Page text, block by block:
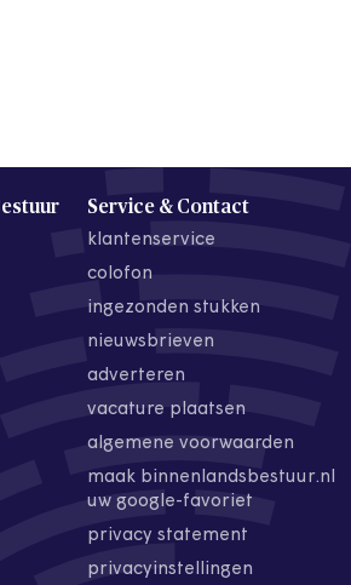
Service & Contact
klantenservice
colofon
ingezonden stukken
nieuwsbrieven
adverteren
vacature plaatsen
algemene voorwaarden
maak binnenlandsbestuur.nl
uw google-favoriet
privacy statement
privacyinstellingen